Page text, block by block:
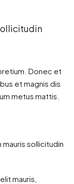
Donec et
et magnis dis
metus mattis.
sollicitudin
mauris,